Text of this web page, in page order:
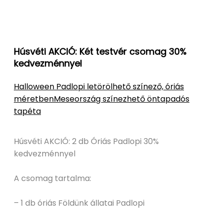
Húsvéti AKCIÓ: Két testvér csomag 30%
kedvezménnyel
Halloween Padlopi letörölhető színező, óriás
méretbenMeseország színezhető öntapadós
tapéta
Húsvéti AKCIÓ: 2 db Óriás Padlopi 30%
kedvezménnyel
A csomag tartalma:
– 1 db óriás Földünk állatai Padlopi